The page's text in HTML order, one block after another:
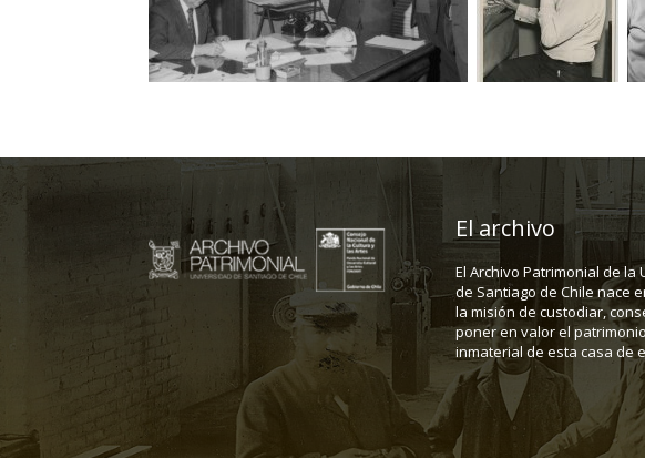
El archivo
El Archivo Patrimonial de la
de Santiago de Chile nace
la misión de custodiar,
poner en valor el
inmaterial de esta casa de